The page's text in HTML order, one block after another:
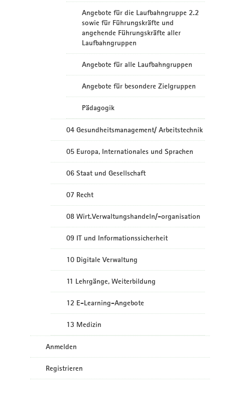
Angebote für die Laufbahngruppe 2.2
sowie für Führungskräfte und
angehende Führungskräfte aller
Laufbahngruppen
Angebote für alle Laufbahngruppen
Angebote für besondere Zielgruppen
Pädagogik
04 Gesundheitsmanagement/ Arbeitstechnik
05 Europa, Internationales und Sprachen
06 Staat und Gesellschaft
07 Recht
08 Wirt.Verwaltungshandeln/-organisation
09 IT und Informationssicherheit
10 Digitale Verwaltung
11 Lehrgänge, Weiterbildung
12 E-Learning-Angebote
13 Medizin
Anmelden
Registrieren